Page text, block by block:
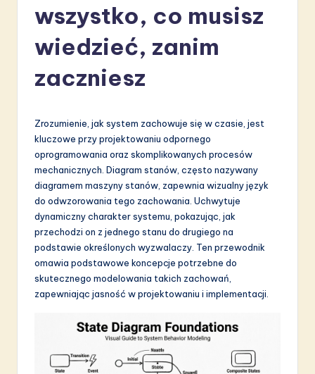
L
in
wszystko, co musisz
wiedzieć, zanim
zaczniesz
Zrozumienie, jak system zachowuje się w czasie, jest
kluczowe przy projektowaniu odpornego
oprogramowania oraz skomplikowanych procesów
mechanicznych. Diagram stanów, często nazywany
diagramem maszyny stanów, zapewnia wizualny język
do odwzorowania tego zachowania. Uchwytuje
dynamiczny charakter systemu, pokazując, jak
przechodzi on z jednego stanu do drugiego na
podstawie określonych wyzwalaczy. Ten przewodnik
omawia podstawowe koncepcje potrzebne do
skutecznego modelowania takich zachowań,
zapewniając jasność w projektowaniu i implementacji.